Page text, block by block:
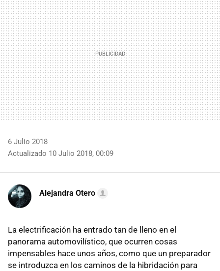
6 Julio 2018
Actualizado 10 Julio 2018, 00:09
Alejandra Otero
La electrificación ha entrado tan de lleno en el
panorama automovilístico, que ocurren cosas
impensables hace unos años, como que un preparador
se introduzca en los caminos de la hibridación para